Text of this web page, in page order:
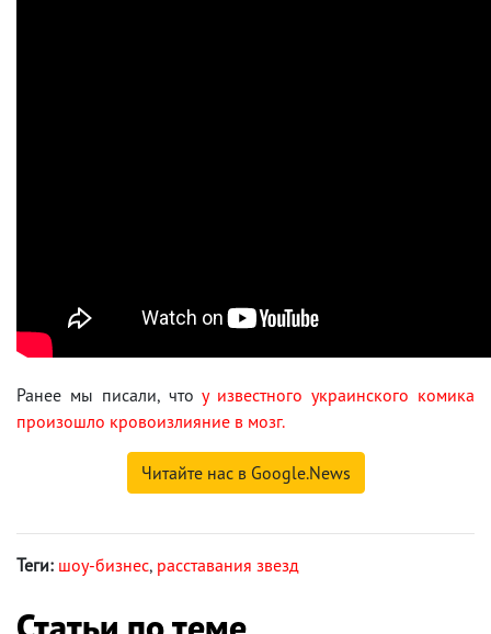
Ранее мы писали, чтоу известного украинского комика
произошло кровоизлияние в мозг.
Читайте нас в Google.News
Теги: шоу-бизнес, расставания звезд